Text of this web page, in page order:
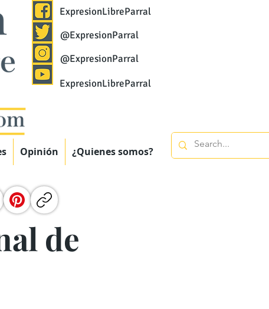
ExpresionLibreParral
@ExpresionParral
@ExpresionParral
ExpresionLibreParral
Opinión ¿Quienes somos?
de